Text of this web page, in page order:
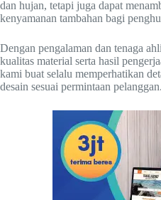
dan hujan, tetapi juga dapat
kenyamanan tambahan bagi
Dengan pengalaman dan tenaga
kualitas material serta hasil
kami buat selalu memperhatikan
desain sesuai permintaan pelanggan.